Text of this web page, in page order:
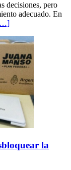
decisiones, pero
adecuado. En
la